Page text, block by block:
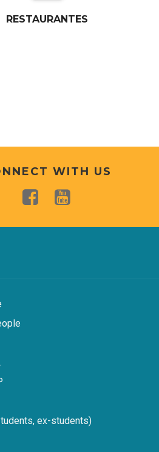
RESTAURANTES
WITH US
ex-students)